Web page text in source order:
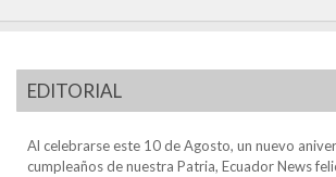
EDITORIAL
Al celebrarse este 10 de Agosto, un nuevo
cumpleaños de nuestra Patria, Ecuador News